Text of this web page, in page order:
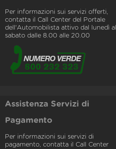
Per informazioni sui servizi offerti,
contatta il Call Center del Portale
dell'Automobilista attivo dal lunedì al
sabato dalle 8.00 alle 20.00
Assistenza Servizi di
Pagamento
Per informazioni sui servizi di
pagamento, contatta il Call Center